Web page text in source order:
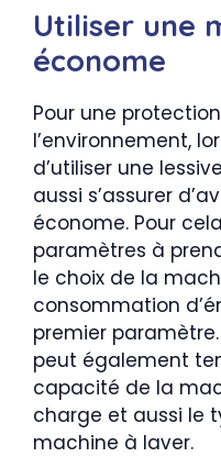
Utiliser une
économe
Pour une
l’environnement,
d’utiliser une
aussi s’assurer
économe. Pour
paramètres à
le choix de la
consommation
premier
peut également
capacité de la
charge et aussi le
machine à laver.